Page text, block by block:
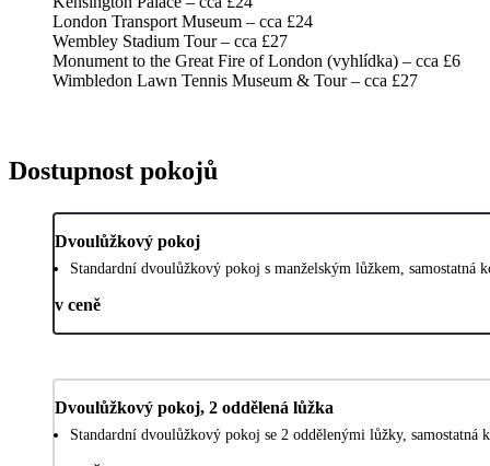
London Transport Museum – cca £24
Wembley Stadium Tour – cca £27
Monument to the Great Fire of London (vyhlídka) – cca £6
Wimbledon Lawn Tennis Museum & Tour – cca £27
Dostupnost pokojů
Dvoulůžkový pokoj
Standardní dvoulůžkový pokoj s manželským lůžkem, samostatná
v ceně
Dvoulůžkový pokoj, 2 oddělená lůžka
Standardní dvoulůžkový pokoj se 2 oddělenými lůžky, samostatná